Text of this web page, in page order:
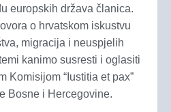
europskih država članica.
o hrvatskom iskustvu
migracija i neuspjelih
kanimo susresti i oglasiti
Komisijom “Iustitia et pax”
Bosne i Hercegovine.